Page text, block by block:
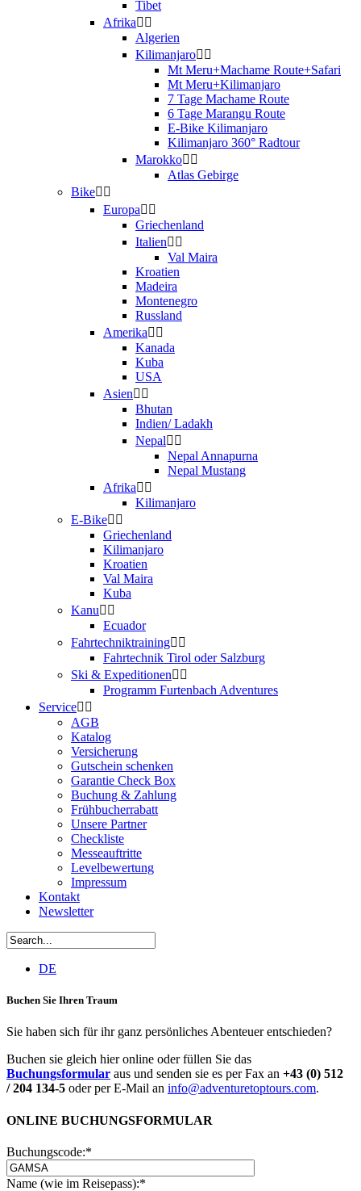
Tibet
Afrika
Algerien
Kilimanjaro
Mt Meru+Machame Route+Safari
Mt Meru+Kilimanjaro
7 Tage Machame Route
6 Tage Marangu Route
E-Bike Kilimanjaro
Kilimanjaro 360° Radtour
Marokko
Atlas Gebirge
Bike
Europa
Griechenland
Italien
Val Maira
Kroatien
Madeira
Montenegro
Russland
Amerika
Kanada
Kuba
USA
Asien
Bhutan
Indien/ Ladakh
Nepal
Nepal Annapurna
Nepal Mustang
Afrika
Kilimanjaro
E-Bike
Griechenland
Kilimanjaro
Kroatien
Val Maira
Kuba
Kanu
Ecuador
Fahrtechniktraining
Fahrtechnik Tirol oder Salzburg
Ski & Expeditionen
Programm Furtenbach Adventures
Service
AGB
Katalog
Versicherung
Gutschein schenken
Garantie Check Box
Buchung & Zahlung
Frühbucherrabatt
Unsere Partner
Checkliste
Messeauftritte
Levelbewertung
Impressum
Kontakt
Newsletter
DE
Buchen Sie Ihren Traum
Sie haben sich für ihr ganz persönliches Abenteuer entschieden?
Buchen sie gleich hier online oder füllen Sie das
Buchungsformular aus und senden sie es per Fax an +43 (0) 512
/ 204 134-5 oder per E-Mail an info@adventuretoptours.com.
ONLINE BUCHUNGSFORMULAR
Buchungscode:*
Name (wie im Reisepass):*